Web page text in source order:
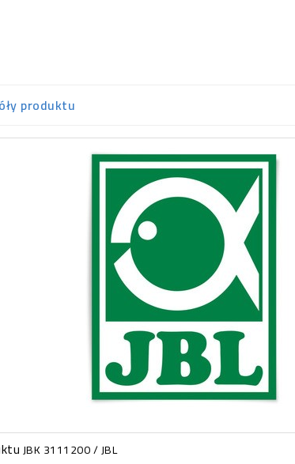
produktu
JBK 3111200 / JBL